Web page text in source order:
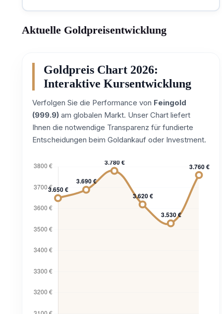
Aktuelle Goldpreisentwicklung
Goldpreis Chart 2026:
Interaktive Kursentwicklung
Verfolgen Sie die Performance von Feingold
(999.9) am globalen Markt. Unser Chart liefert
Ihnen die notwendige Transparenz für fundierte
Entscheidungen beim Goldankauf oder Investment.